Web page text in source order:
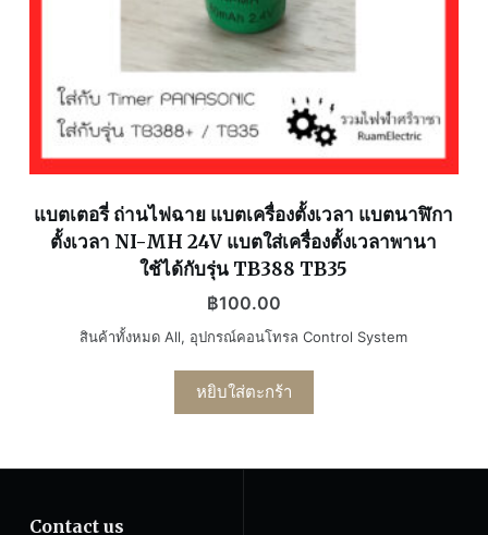
แบตเตอรี่ ถ่านไฟฉาย แบตเครื่องตั้งเวลา แบตนาฬิกา
ตั้งเวลา NI-MH 24V แบตใส่เครื่องตั้งเวลาพานา
ใช้ได้กับรุ่น TB388 TB35
฿100.00
สินค้าทั้งหมด All, อุปกรณ์คอนโทรล Control System
หยิบใส่ตะกร้า
Contact us